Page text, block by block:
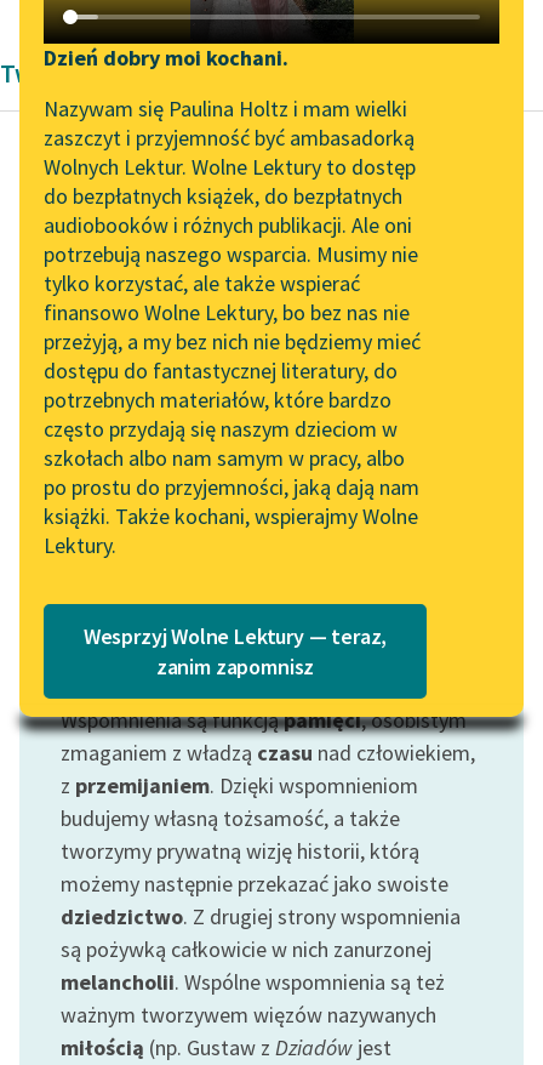
Katalog DAISY
Podkasty o książkach
Zgłoś brak utworu
Aktualności
„Prokurator Alicja Horn”
do słuchania
Byliśmy częścią AI Impact
Lab
Zapraszamy na spotkanie
online z tłumaczkami
literatury skandynawskiej
Spotkanie z Katarzyną
Tunkiel w Oslo
102. lata temu zmarł
Joseph Conrad
Lektury szkolne i klasyka
literatury do słuchania dla
uczennic i uczniów z
niepełnosprawnościami
E-kolekcja lektur
szkolnych i literatury do
słuchania dla uczennic i
uczniów z
niepełnosprawnościami
Feministyczne inspiracje.
Popularyzacja
skandynawskiej literatury
feministycznej
Narzędzia
Mapa Wolnych Lektur
Leśmianator
Przewodnik dla piszących i
czytających
API
OAI-PMH
Widget Wolnych Lektur
Przypisy
Katalog w formacie PDF
Dzień dobry moi kochani.
Nazywam się Paulina Holtz i mam wielki
zaszczyt i przyjemność być ambasadorką
Wolnych Lektur. Wolne Lektury to dostęp
do bezpłatnych książek, do bezpłatnych
audiobooków i różnych publikacji. Ale oni
potrzebują naszego wsparcia. Musimy nie
tylko korzystać, ale także wspierać
finansowo Wolne Lektury, bo bez nas nie
przeżyją, a my bez nich nie będziemy mieć
dostępu do fantastycznej literatury, do
potrzebnych materiałów, które bardzo
często przydają się naszym dzieciom w
szkołach albo nam samym w pracy, albo
po prostu do przyjemności, jaką dają nam
książki. Także kochani, wspierajmy Wolne
Lektury.
Wesprzyj Wolne Lektury — teraz,
zanim zapomnisz
Twórczość Zygmunta Kaczkowskiego
Zygmunt Kaczkowski
Murdelio
Młodzieńcowi bowiem
żyć w nadziejach,
mężom w czynach, a
starcom snadź już
tylko w
wspomnieniach...
Czytaj więcej
Motyw: Wspomnienia
Wspomnienia są funkcjąpamięci, osobistym
zmaganiem z władzą czasu nad człowiekiem,
z przemijaniem. Dzięki wspomnieniom
budujemy własną tożsamość, a także
tworzymy prywatną wizję historii, którą
możemy następnie przekazać jako swoiste
dziedzictwo. Z drugiej strony wspomnienia
są pożywką całkowicie w nich zanurzonej
melancholii. Wspólne wspomnienia są też
ważnym tworzywem więzów nazywanych
miłością (np. Gustaw z Dziadów jest